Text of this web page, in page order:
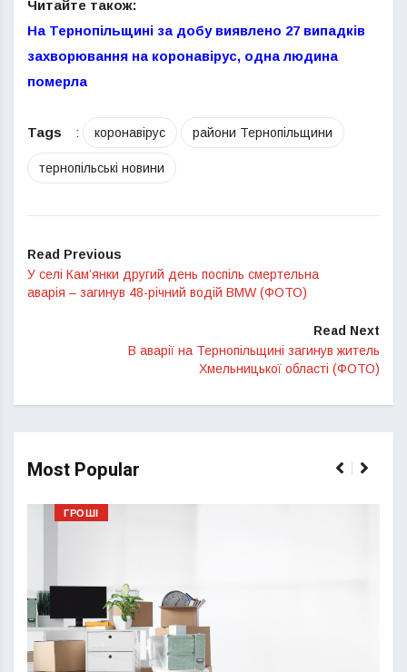
Читайте також:
На Тернопільщині за добу виявлено 27 випадків
захворювання на коронавірус, одна людина
померла
Tags : коронавірус райони Тернопільщини
тернопільські новини
Read Previous
У селі Кам’янки другий день поспіль смертельна
аварія – загинув 48-річний водій BMW (ФОТО)
Read Next
В аварії на Тернопільщині загинув житель
Хмельницької області (ФОТО)
Most Popular
ГРОШІ